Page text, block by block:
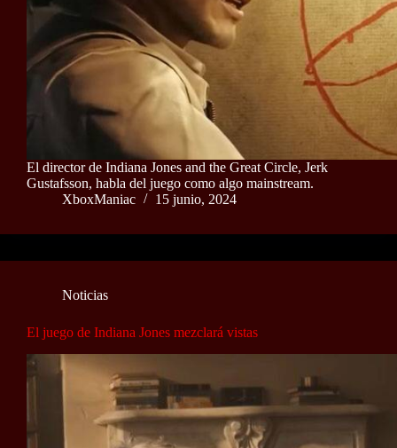
El director de Indiana Jones and the Great Circle, Jerk
Gustafsson, habla del juego como algo mainstream.
XboxManiac
15 junio, 2024
Noticias
El juego de Indiana Jones mezclará vistas